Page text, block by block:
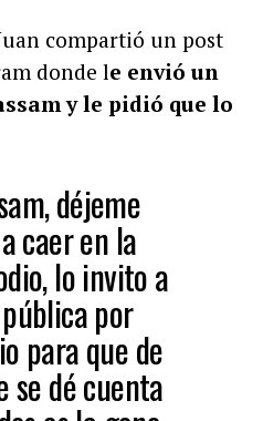
compartió un post
donde le envió un
y le pidió que lo
déjeme
caer en la
lo invito a
por
para que de
dé cuenta